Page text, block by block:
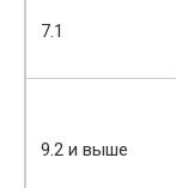
7.1
9.2 и выше